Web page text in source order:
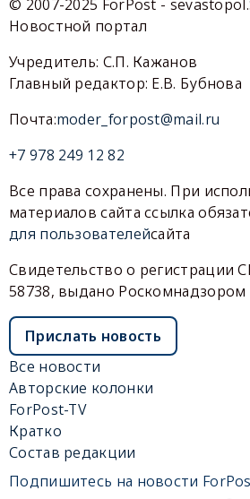
© 2007-2025 ForPost -
Новостной портал
Учредитель: С.П. Кажанов
Главный редактор: Е.В. Бубнова
Почта:moder_forpost@mail.ru
+7 978 249 12 82
Все права сохранены. При
материалов сайта ссылка
для пользователейсайта
Свидетельство о регистрации
58738, выдано Роскомнадзором
Прислать новость
Все новости
Авторские колонки
ForPost-TV
Кратко
Состав редакции
Подпишитесь на новости